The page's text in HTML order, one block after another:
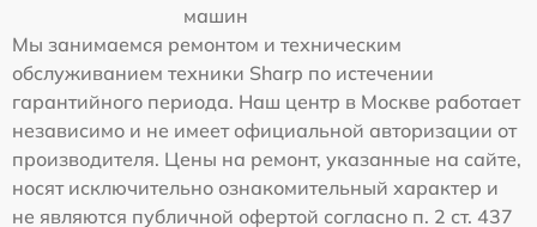
машин
Мы занимаемся ремонтом и техническим
обслуживанием техники Sharp по истечении
гарантийного периода. Наш центр в Москве работает
независимо и не имеет официальной авторизации от
производителя. Цены на ремонт, указанные на сайте,
носят исключительно ознакомительный характер и
не являются публичной офертой согласно п. 2 ст. 437